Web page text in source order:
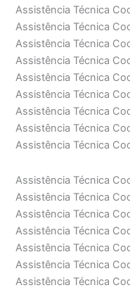
Assistência Técnica
Assistência Técnica
Assistência Técnica
Assistência Técnica
Assistência Técnica
Assistência Técnica
Assistência Técnica
Assistência Técnica
Assistência Técnica
Assistência Técnica
Assistência Técnica
Assistência Técnica
Assistência Técnica
Assistência Técnica
Assistência Técnica
Assistência Técnica